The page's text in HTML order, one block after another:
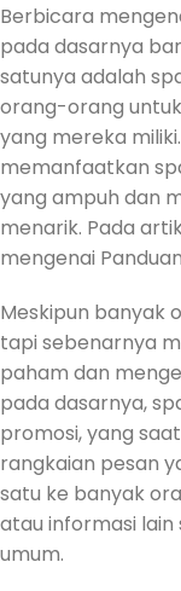
Berbicara
pada dasarnya
satunya adalah
orang-orang
yang mereka
memanfaatkan
yang ampuh dan
menarik. Pada
mengenai
Meskipun banyak
tapi sebenarnya
paham dan
pada dasarnya,
promosi, yang
rangkaian pesan
satu ke banyak
atau informasi
umum.